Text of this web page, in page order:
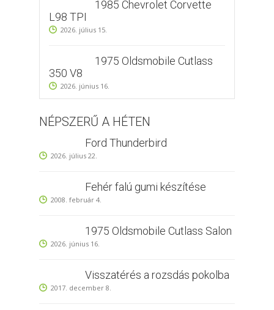
1985 Chevrolet Corvette
L98 TPI
2026. július 15.
1975 Oldsmobile Cutlass
350 V8
2026. június 16.
NÉPSZERŰ A HÉTEN
Ford Thunderbird
2026. július 22.
Fehér falú gumi készítése
2008. február 4.
1975 Oldsmobile Cutlass Salon
2026. június 16.
Visszatérés a rozsdás pokolba
2017. december 8.